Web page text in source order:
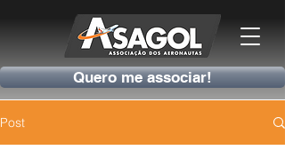
Quero me associar!
Post